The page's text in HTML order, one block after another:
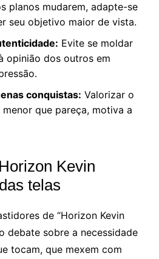
planos mudarem, adapte-se
seu objetivo maior de vista.
Evite se moldar
opinião dos outros em
conquistas: Valorizar o
que pareça, motiva a
Kevin
telas
de “Horizon Kevin
debate sobre a necessidade
tocam, que mexem com